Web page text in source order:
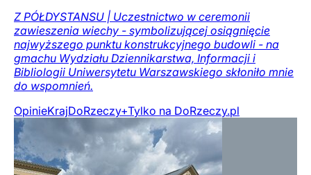
Z PÓŁDYSTANSU | Uczestnictwo w ceremonii
zawieszenia wiechy - symbolizującej osiągnięcie
najwyższego punktu konstrukcyjnego budowli - na
gmachu Wydziału Dziennikarstwa, Informacji i
Bibliologii Uniwersytetu Warszawskiego skłoniło mnie
do wspomnień.
OpinieKrajDoRzeczy+Tylko na DoRzeczy.pl